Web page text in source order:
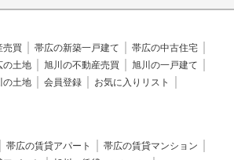
売買 帯広の新築一戸建て
帯広の中古住宅
の土地 旭川の不動産売買
旭川の一戸建て
の土地 会員登録
お気に入りリスト
帯広の賃貸アパート
帯広の賃貸マンション